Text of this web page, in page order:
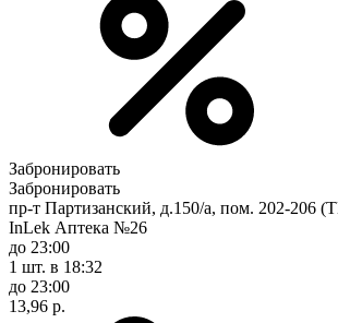
Забронировать
Забронировать
пр-т Партизанский, д.150/а, пом. 202-206
InLek Аптека №26
до 23:00
1 шт. в 18:32
до 23:00
13,96 р.